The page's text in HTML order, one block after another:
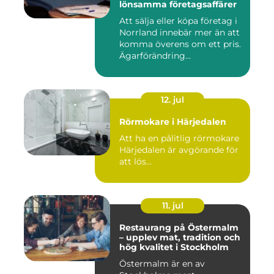
lönsamma företagsaffärer
Att sälja eller köpa företag i
Norrland innebär mer än att
komma överens om ett pris.
Ägarförändring...
12. jul
Rörmokare i Härjedalen
Att ha en pålitlig rörmokare
Härjedalen är avgörande för
att lös...
11. jul
Restaurang på Östermalm
– upplev mat, tradition och
hög kvalitet i Stockholm
Östermalm är en av